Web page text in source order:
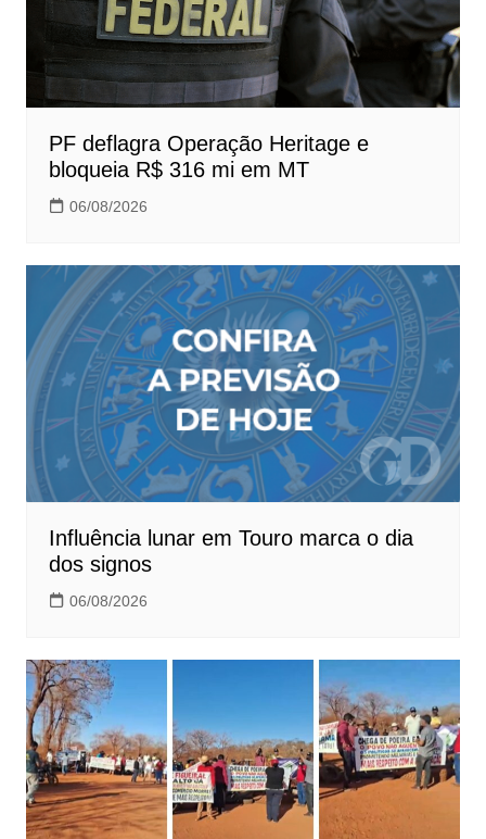
PF deflagra Operação Heritage e
bloqueia R$ 316 mi em MT
06/08/2026
Influência lunar em Touro marca o dia
dos signos
06/08/2026